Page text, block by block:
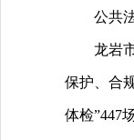
公共
龙岩市
保护、合
体检”447